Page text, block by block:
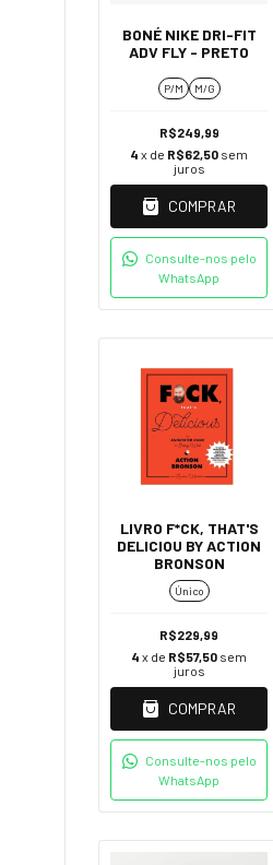
BONÉ NIKE DRI-FIT
ADV FLY - PRETO
P/M M/G
R$249,99
4 x de R$62,50 sem
juros
COMPRAR
Consulte-nos pelo
WhatsApp
LIVRO F*CK, THAT'S
DELICIOU BY ACTION
BRONSON
Único
R$229,99
4 x de R$57,50 sem
juros
COMPRAR
Consulte-nos pelo
WhatsApp